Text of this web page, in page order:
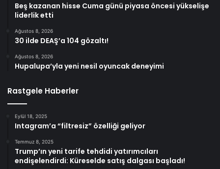
Beş kazanan hisse Cuma günü piyasa öncesi yükselişe
liderlik etti
Ağustos 8, 2026
30 ilde DEAŞ’a 104 gözaltı!
Ağustos 8, 2026
Hupalupa’yla yeni nesil oyuncak deneyimi
Rastgele Haberler
Eylül 18, 2025
Intagram’a “filtresiz” özelliği geliyor
Temmuz 8, 2025
Trump’ın yeni tarife tehdidi yatırımcıları
endişelendirdi: Küreselde satış dalgası başladı!